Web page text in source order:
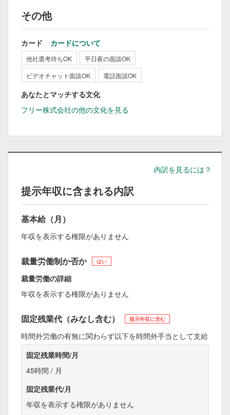
その他
カード カードについて
他社選考待ちOK
平日夜の面談OK
ビデオチャット面談OK
電話面談OK
あなたとマッチする文化
フリー株式会社の他の文化を見る
内訳を見るには？
提示年収に含まれる内訳
基本給（月）
年収を表示する権限がありません
裁量労働制か否か はい
裁量労働の詳細
年収を表示する権限がありません
固定残業代（みなし含む） 提示年収に含む
時間外労働の有無に関わらず以下を時間外手当として支給
固定残業時間/月
45時間 / 月
固定残業代/月
年収を表示する権限がありません